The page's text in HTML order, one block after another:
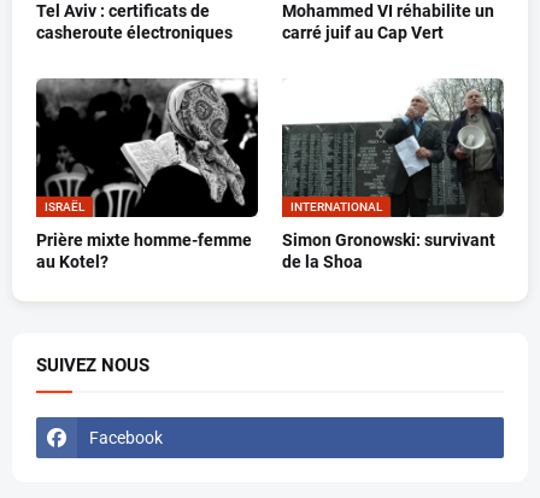
Tel Aviv : certificats de
casheroute électroniques
Mohammed VI réhabilite un
carré juif au Cap Vert
ISRAËL
Prière mixte homme-femme
au Kotel?
INTERNATIONAL
Simon Gronowski: survivant
de la Shoa
SUIVEZ NOUS
Facebook